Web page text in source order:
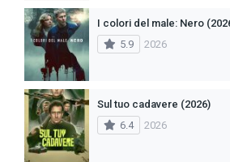
I colori del male: Nero
5.9
2026
Sul tuo cadavere (2026)
6.4
2026